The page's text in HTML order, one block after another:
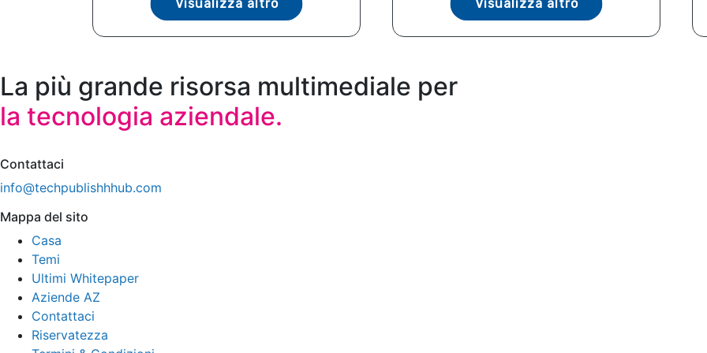
Visualizza altro Visualizza altro
La più grande risorsa multimediale per
la tecnologia aziendale.
Contattaci
info@techpublishhhub.com
Mappa del sito
Casa
Temi
Ultimi Whitepaper
Aziende AZ
Contattaci
Riservatezza